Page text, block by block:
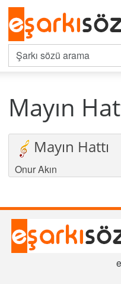
Mayın
Mayın Hattı
Onur Akın